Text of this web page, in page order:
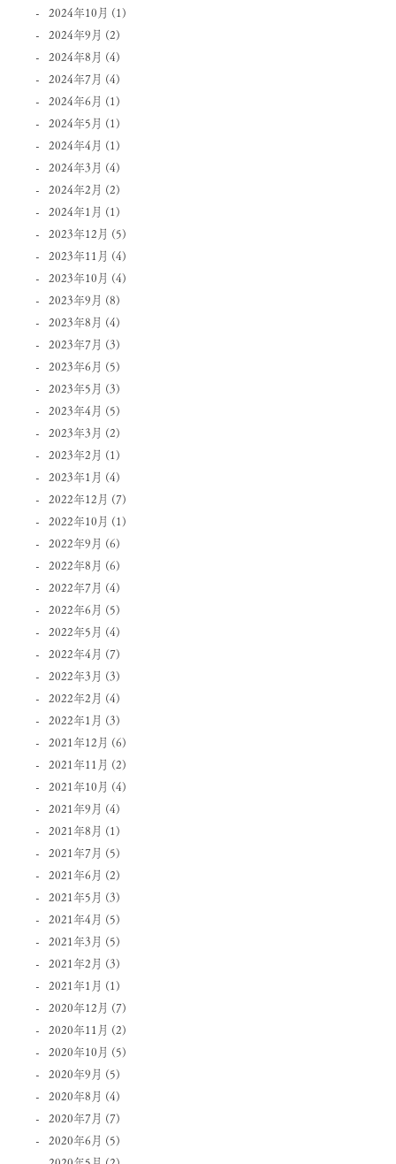
2024年10月 (1)
2024年9月 (2)
2024年8月 (4)
2024年7月 (4)
2024年6月 (1)
2024年5月 (1)
2024年4月 (1)
2024年3月 (4)
2024年2月 (2)
2024年1月 (1)
2023年12月 (5)
2023年11月 (4)
2023年10月 (4)
2023年9月 (8)
2023年8月 (4)
2023年7月 (3)
2023年6月 (5)
2023年5月 (3)
2023年4月 (5)
2023年3月 (2)
2023年2月 (1)
2023年1月 (4)
2022年12月 (7)
2022年10月 (1)
2022年9月 (6)
2022年8月 (6)
2022年7月 (4)
2022年6月 (5)
2022年5月 (4)
2022年4月 (7)
2022年3月 (3)
2022年2月 (4)
2022年1月 (3)
2021年12月 (6)
2021年11月 (2)
2021年10月 (4)
2021年9月 (4)
2021年8月 (1)
2021年7月 (5)
2021年6月 (2)
2021年5月 (3)
2021年4月 (5)
2021年3月 (5)
2021年2月 (3)
2021年1月 (1)
2020年12月 (7)
2020年11月 (2)
2020年10月 (5)
2020年9月 (5)
2020年8月 (4)
2020年7月 (7)
2020年6月 (5)